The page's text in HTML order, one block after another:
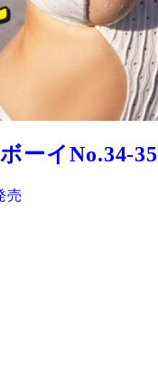
ーイNo.34-35
売